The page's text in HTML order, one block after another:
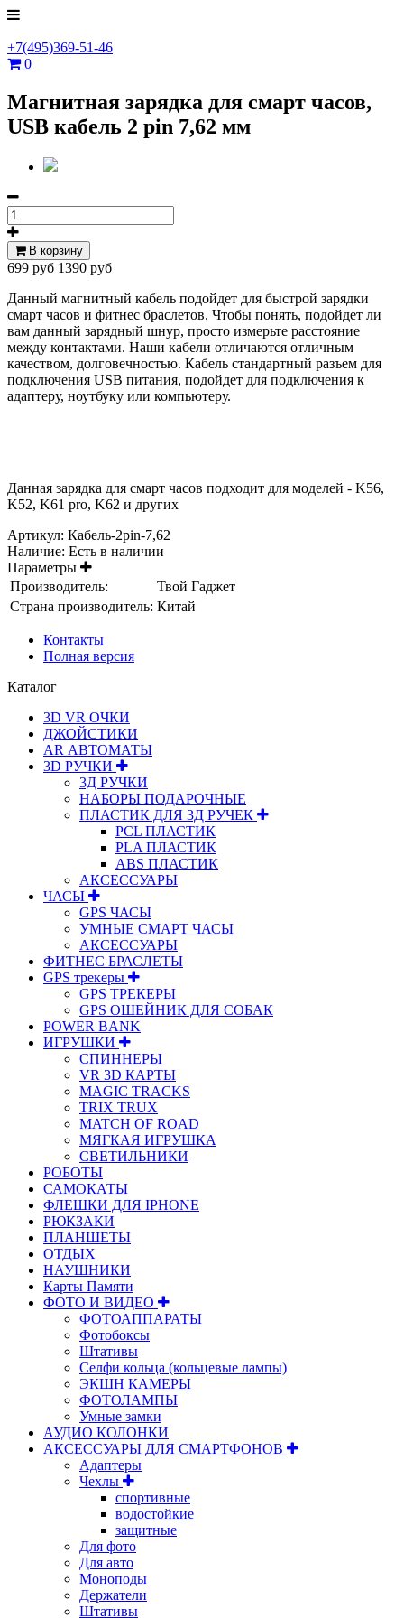
+7(495)369-51-46
0
Магнитная зарядка для смарт часов,
USB кабель 2 pin 7,62 мм
В корзину
699 руб 1390 руб
Данный магнитный кабель подойдет для быстрой зарядки
смарт часов и фитнес браслетов. Чтобы понять, подойдет ли
вам данный зарядный шнур, просто измерьте расстояние
между контактами. Наши кабели отличаются отличным
качеством, долговечностью. Кабель стандартный разъем для
подключения USB питания, подойдет для подключения к
адаптеру, ноутбуку или компьютеру.
Данная зарядка для смарт часов подходит для моделей - K56,
K52, K61 pro, K62 и других
Артикул: Кабель-2pin-7,62
Наличие: Есть в наличии
Параметры
Производитель:
Твой Гаджет
Страна производитель: Китай
Контакты
Полная версия
Каталог
3D VR ОЧКИ
ДЖОЙСТИКИ
АR АВТОМАТЫ
3D РУЧКИ
3Д РУЧКИ
НАБОРЫ ПОДАРОЧНЫЕ
ПЛАСТИК ДЛЯ 3Д РУЧЕК
PCL ПЛАСТИК
PLA ПЛАСТИК
ABS ПЛАСТИК
АКСЕССУАРЫ
ЧАСЫ
GPS ЧАСЫ
УМНЫЕ СМАРТ ЧАСЫ
АКСЕССУАРЫ
ФИТНЕС БРАСЛЕТЫ
GPS трекеры
GPS ТРЕКЕРЫ
GPS ОШЕЙНИК ДЛЯ СОБАК
POWER BANK
ИГРУШКИ
СПИННЕРЫ
VR 3D КАРТЫ
MAGIC TRACKS
TRIX TRUX
MATCH OF ROAD
МЯГКАЯ ИГРУШКА
СВЕТИЛЬНИКИ
РОБОТЫ
САМОКАТЫ
ФЛЕШКИ ДЛЯ IPHONE
РЮКЗАКИ
ПЛАНШЕТЫ
ОТДЫХ
НАУШНИКИ
Карты Памяти
ФОТО И ВИДЕО
ФОТОАППАРАТЫ
Фотобоксы
Штативы
Селфи кольца (кольцевые лампы)
ЭКШН КАМЕРЫ
ФОТОЛАМПЫ
Умные замки
АУДИО КОЛОНКИ
АКСЕССУАРЫ ДЛЯ СМАРТФОНОВ
Адаптеры
Чехлы
спортивные
водостойкие
защитные
Для фото
Для авто
Моноподы
Держатели
Штативы